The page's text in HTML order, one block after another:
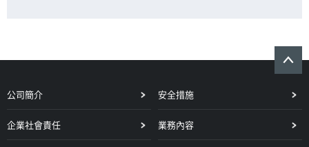
公司簡介 安全措施
企業社會責任 業務內容